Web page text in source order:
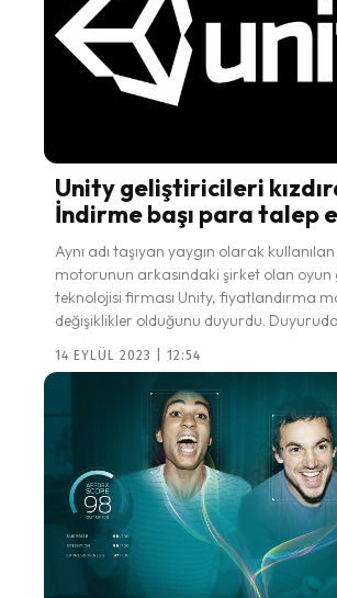
Unity geliştiricileri
İndirme başı para talep
Aynı adı taşıyan yaygın olarak
motorunun arkasındaki şirket olan oyun
teknolojisi firması Unity, fiyatlandırma
değişiklikler olduğunu
14 EYLÜL 2023 | 12:54